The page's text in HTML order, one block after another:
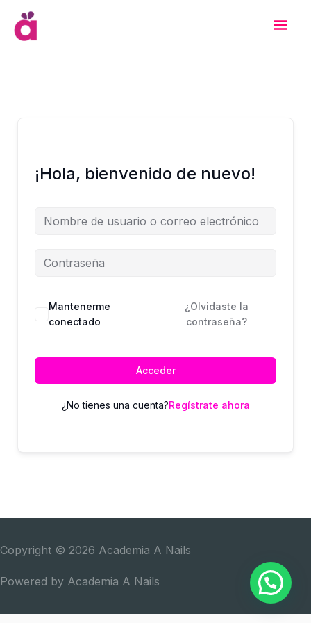
contenido
¡Hola, bienvenido de nuevo!
Mantenerme
conectado
¿Olvidaste la
contraseña?
Acceder
¿No tienes una cuenta?Regístrate ahora
Copyright © 2026 Academia A Nails
Powered by Academia A Nails